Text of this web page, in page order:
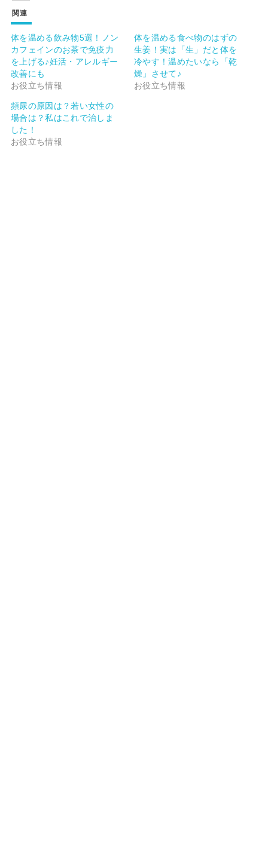
関連
体を温める飲み物5選！ノン
カフェインのお茶で免疫力
を上げる♪妊活・アレルギー
改善にも
お役立ち情報
体を温める食べ物のはずの
生姜！実は「生」だと体を
冷やす！温めたいなら「乾
燥」させて♪
お役立ち情報
頻尿の原因は？若い女性の
場合は？私はこれで治しま
した！
お役立ち情報